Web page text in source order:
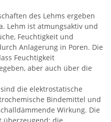
des Lehms ergeben
Lehm ist atmungsaktiv und
Feuchtigkeit und
Anlagerung in Poren. Die
Feuchtigkeit
aber auch über die
die elektrostatische
Bindemittel und
Wirkung. Die